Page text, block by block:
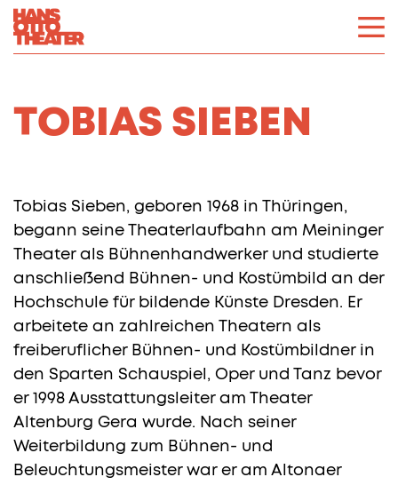
TOBIAS SIEBEN
Tobias Sieben, geboren 1968 in Thüringen,
begann seine Theaterlaufbahn am Meininger
Theater als Bühnenhandwerker und studierte
anschließend Bühnen- und Kostümbild an der
Hochschule für bildende Künste Dresden. Er
arbeitete an zahlreichen Theatern als
freiberuflicher Bühnen- und Kostümbildner in
den Sparten Schauspiel, Oper und Tanz bevor
er 1998 Ausstattungsleiter am Theater
Altenburg Gera wurde. Nach seiner
Weiterbildung zum Bühnen- und
Beleuchtungsmeister war er am Altonaer